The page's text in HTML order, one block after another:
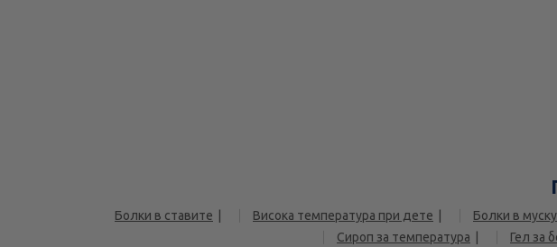
Болки в ставите Висока температура при дете Болки в
Сироп за температура
Гел за